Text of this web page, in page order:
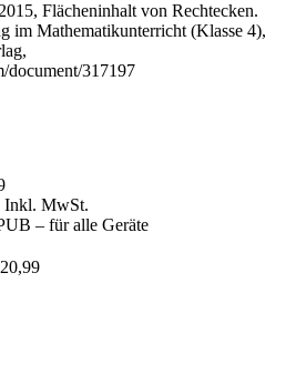
Flächeninhalt von Rechtecken.
im Mathematikunterricht (Klasse 4),
document/317197
Inkl. MwSt.
– für alle Geräte